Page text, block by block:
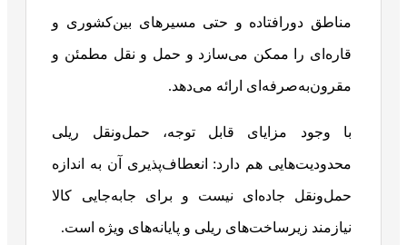
مناطق دورافتاده و حتی مسیرهای بین‌کشوری و
قاره‌ای را ممکن می‌سازد و حمل و نقل مطمئن و
مقرون‌به‌صرفه‌ای ارائه می‌دهد.
با وجود مزایای قابل توجه، حمل‌ونقل ریلی
محدودیت‌هایی هم دارد: انعطاف‌پذیری آن به اندازه
حمل‌ونقل جاده‌ای نیست و برای جابه‌جایی کالا
نیازمند زیرساخت‌های ریلی و پایانه‌های ویژه است.